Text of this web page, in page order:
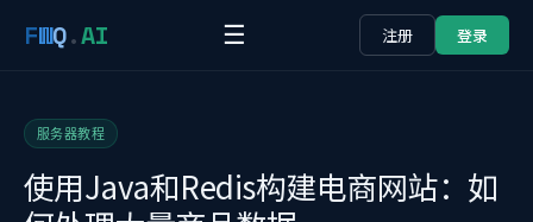
FWQ.AI ☰ 注册 登录
服务器教程
使用Java和Redis构建电商网站：如